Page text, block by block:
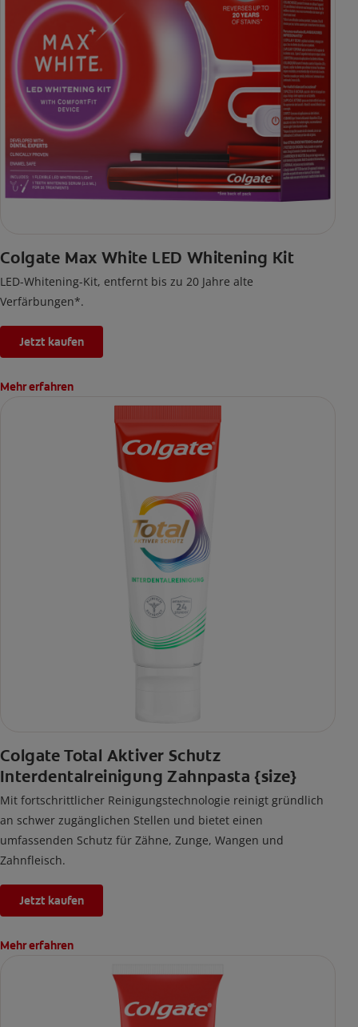
Colgate Max White LED Whitening Kit
LED-Whitening-Kit, entfernt bis zu 20 Jahre alte
Verfärbungen*.
Jetzt kaufen
Mehr erfahren
Colgate Total Aktiver Schutz
Interdentalreinigung Zahnpasta {size}
Mit fortschrittlicher Reinigungstechnologie reinigt gründlich
an schwer zugänglichen Stellen und bietet einen
umfassenden Schutz für Zähne, Zunge, Wangen und
Zahnfleisch.
Jetzt kaufen
Mehr erfahren